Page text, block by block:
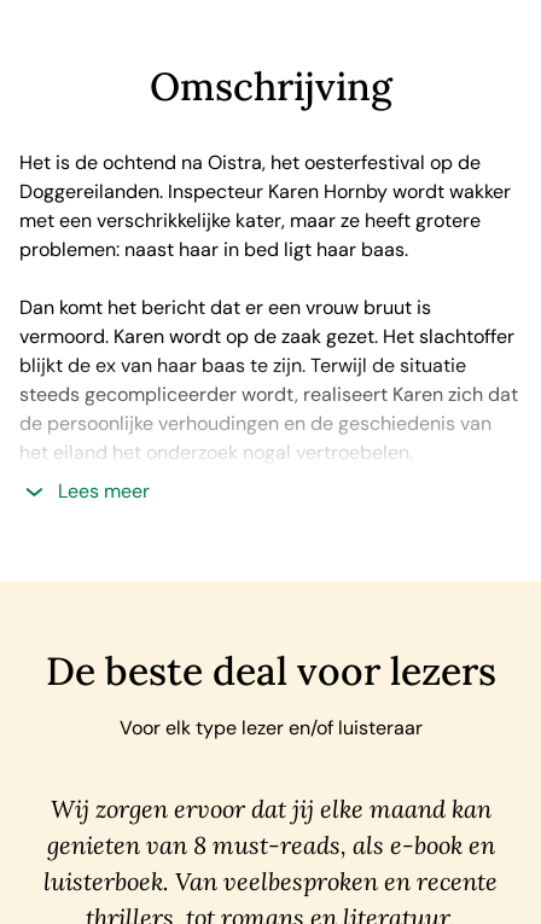
Omschrijving
Het is de ochtend na Oistra, het oesterfestival op de
Doggereilanden. Inspecteur Karen Hornby wordt wakker
met een verschrikkelijke kater, maar ze heeft grotere
problemen: naast haar in bed ligt haar baas.
Dan komt het bericht dat er een vrouw bruut is
vermoord. Karen wordt op de zaak gezet. Het slachtoffer
blijkt de ex van haar baas te zijn. Terwijl de situatie
steeds gecompliceerder wordt, realiseert Karen zich dat
de persoonlijke verhoudingen en de geschiedenis van
het eiland het onderzoek nogal vertroebelen.
Lees meer
De beste deal voor lezers
Voor elk type lezer en/of luisteraar
Wij zorgen ervoor dat jij elke maand kan
genieten van 8 must-reads, als e-book en
luisterboek. Van veelbesproken en recente
thrillers, tot romans en literatuur.